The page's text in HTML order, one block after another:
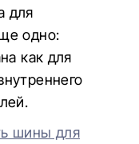
для
одно:
как для
шины для